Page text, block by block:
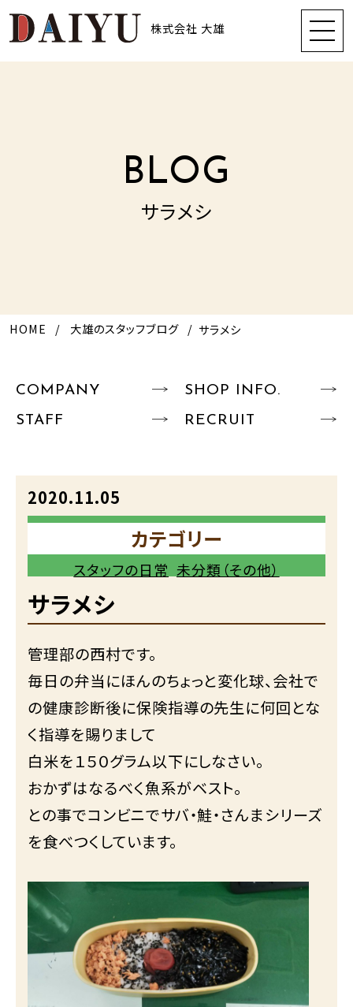
株式会社 大雄
BLOG
サラメシ
HOME 大雄のスタッフブログ サラメシ
COMPANY
SHOP INFO.
STAFF
RECRUIT
2020.11.05
カテゴリー
スタッフの日常 未分類（その他）
サラメシ
管理部の西村です。
毎日の弁当にほんのちょっと変化球、会社で
の健康診断後に保険指導の先生に何回とな
く指導を賜りまして
白米を１５０グラム以下にしなさい。
おかずはなるべく魚系がベスト。
との事でコンビニでサバ・鮭・さんまシリーズ
を食べつくしています。